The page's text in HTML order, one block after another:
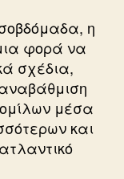
η
φορά να
σχέδια,
μέσα
και